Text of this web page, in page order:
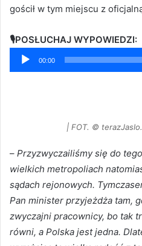
gościł w tym miejscu z
🎙POSŁUCHAJ WYPOWIEDZI:
Odtwarzacz
plików
00:00
| FOT. ©
– Przyzwyczailiśmy się do
wielkich metropoliach
sądach rejonowych.
Pan minister przyjeżdża tam,
zwyczajni pracownicy, bo tak
równi, a Polska jest jedna.